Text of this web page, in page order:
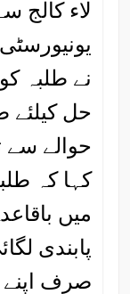
لاء کالج
نے طلبہ
حل کیلئے
حوالے سے
کہا کہ
میں
پابندی
صرف اپنے